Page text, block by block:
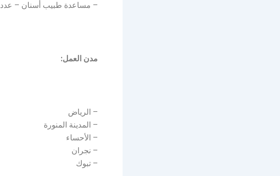
– مساعدة طبيب أسنان – عدد 2
مدن العمل:
– الرياض
– المدينة المنورة
– الأحساء
– نجران
– تبوك